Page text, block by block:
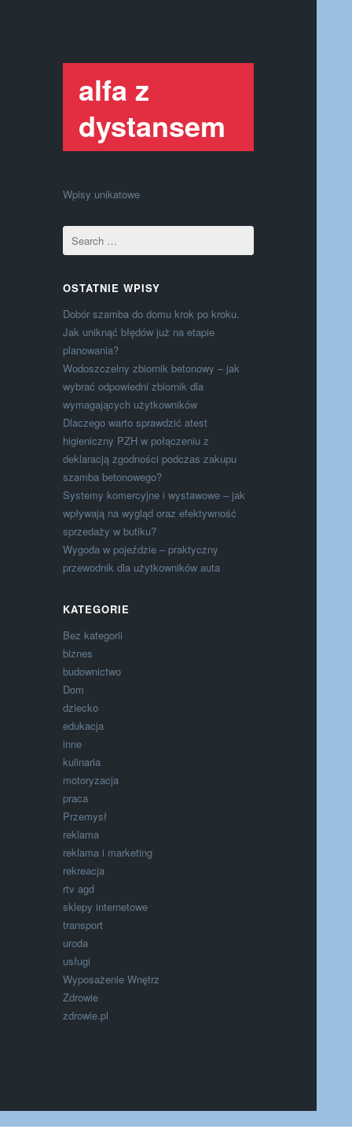
alfa z
dystansem
Wpisy unikatowe
OSTATNIE WPISY
Dobór szamba do domu krok po kroku.
Jak uniknąć błędów już na etapie
planowania?
Wodoszczelny zbiornik betonowy – jak
wybrać odpowiedni zbiornik dla
wymagających użytkowników
Dlaczego warto sprawdzić atest
higieniczny PZH w połączeniu z
deklaracją zgodności podczas zakupu
szamba betonowego?
Systemy komercyjne i wystawowe – jak
wpływają na wygląd oraz efektywność
sprzedaży w butiku?
Wygoda w pojeździe – praktyczny
przewodnik dla użytkowników auta
KATEGORIE
Bez kategorii
biznes
budownictwo
Dom
dziecko
edukacja
inne
kulinaria
motoryzacja
praca
Przemysł
reklama
reklama i marketing
rekreacja
rtv agd
sklepy internetowe
transport
uroda
usługi
Wyposażenie Wnętrz
Zdrowie
zdrowie.pl